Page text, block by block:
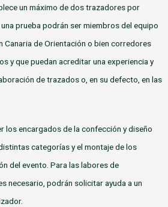
un máximo de dos trazadores por
prueba podrán ser miembros del equipo
Canaria de Orientación o bien corredores
y que puedan acreditar una experiencia y
de trazados o, en su defecto, en las
los encargados de la confección y diseño
categorías y el montaje de los
del evento. Para las labores de
necesario, podrán solicitar ayuda a un